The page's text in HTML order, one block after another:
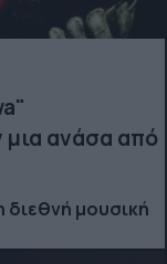
μια ανάσα από
διεθνή μουσική